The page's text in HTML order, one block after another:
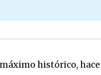
histórico, hace